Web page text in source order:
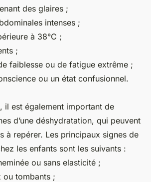
des glaires ;
intenses ;
à 38°C ;
;
faiblesse ou de fatigue extrême ;
ou un état confusionnel.
il est également important de
d’une déshydratation, qui peuvent
à repérer. Les principaux signes de
les enfants sont les suivants :
ou sans elasticité ;
ou tombants ;